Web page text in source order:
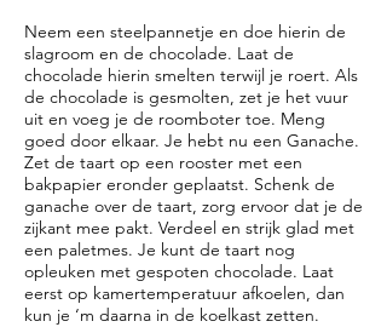
Neem een steelpannetje en doe hierin de
slagroom en de chocolade. Laat de
chocolade hierin smelten terwijl je roert. Als
de chocolade is gesmolten, zet je het vuur
uit en voeg je de roomboter toe. Meng
goed door elkaar. Je hebt nu een Ganache.
Zet de taart op een rooster met een
bakpapier eronder geplaatst. Schenk de
ganache over de taart, zorg ervoor dat je de
zijkant mee pakt. Verdeel en strijk glad met
een paletmes. Je kunt de taart nog
opleuken met gespoten chocolade. Laat
eerst op kamertemperatuur afkoelen, dan
kun je ‘m daarna in de koelkast zetten.